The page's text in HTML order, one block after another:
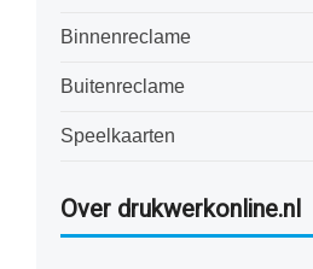
Binnenreclame
Buitenreclame
Speelkaarten
Over drukwerkonline.nl